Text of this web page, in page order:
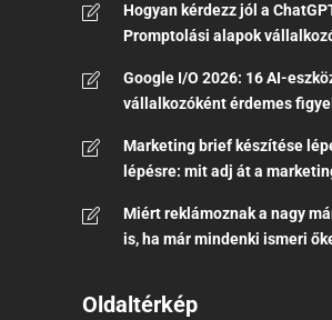
Hogyan kérdezz jól a
Promptolási alapok
Google I/O 2026: 16 AI-
vállalkozóként érdemes
Marketing brief készítése
lépésre: mit adj át a
Miért reklámoznak a nagy
is, ha már mindenki ismeri
Oldaltérkép